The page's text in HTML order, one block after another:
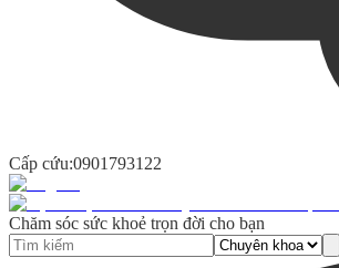
Cấp cứu:0901793122
Chăm sóc sức khoẻ trọn đời cho bạn